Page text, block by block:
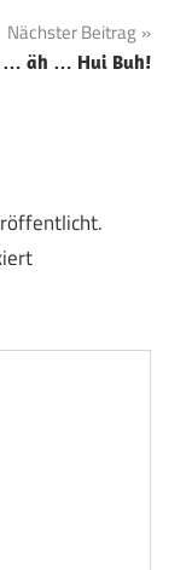
Nächster Beitrag
… äh … Hui Buh!